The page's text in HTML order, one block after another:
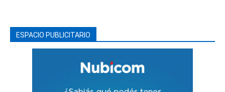
ESPACIO PUBLICITARIO